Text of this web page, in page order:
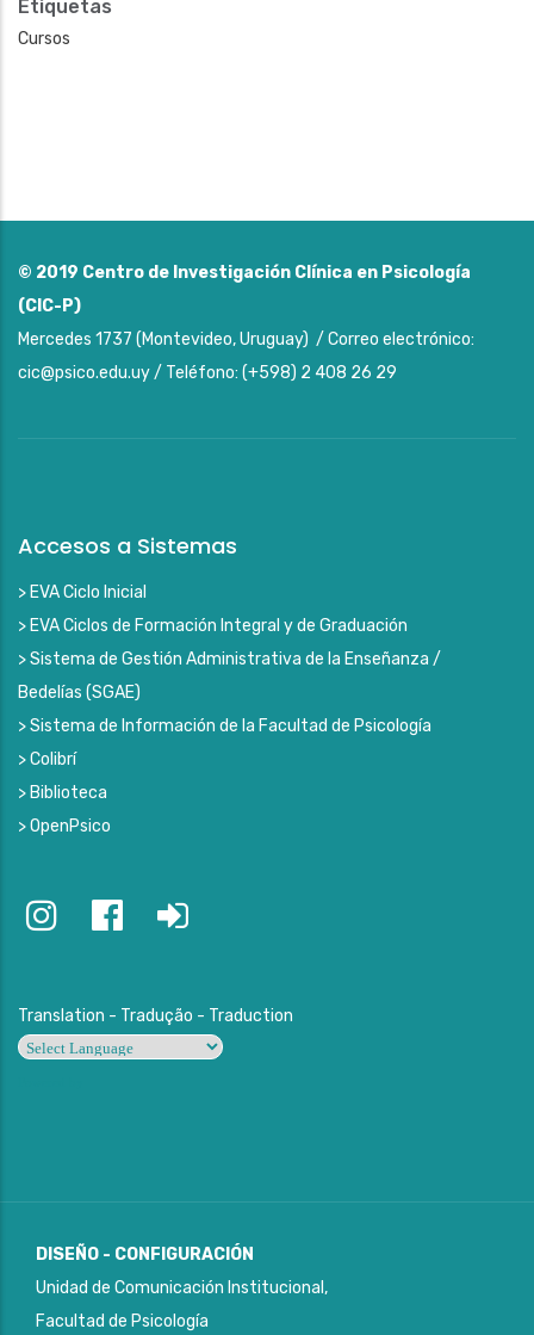
Etiquetas
Cursos
© 2019 Centro de Investigación Clínica en Psicología
(CIC-P)
Mercedes 1737 (Montevideo, Uruguay) / Correo electrónico:
cic@psico.edu.uy / Teléfono: (+598) 2 408 26 29
Accesos a Sistemas
> EVA Ciclo Inicial
> EVA Ciclos de Formación Integral y de Graduación
> Sistema de Gestión Administrativa de la Enseñanza /
Bedelías (SGAE)
> Sistema de Información de la Facultad de Psicología
> Colibrí
> Biblioteca
> OpenPsico
Translation - Tradução - Traduction
DISEÑO - CONFIGURACIÓN
Unidad de Comunicación Institucional,
Facultad de Psicología